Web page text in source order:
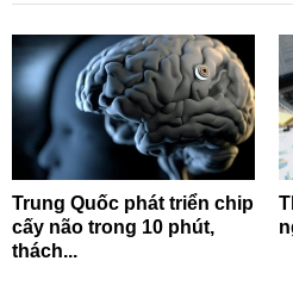
Trung Quốc phát triển chip
cấy não trong 10 phút,
thách...